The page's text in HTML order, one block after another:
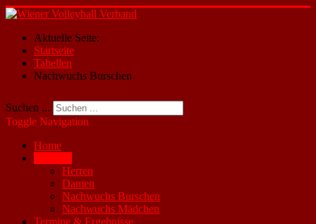
Aktuelle Seite:
Startseite
Tabellen
Nachwuchs Burschen
Suchen ...
Toggle Navigation
Home
Herren
Damen
Nachwuchs Burschen
Nachwuchs Mädchen
Termine & Ergebnisse